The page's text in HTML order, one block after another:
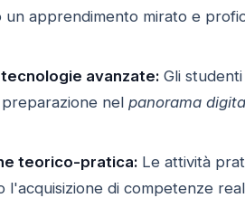
un apprendimento mirato e
avanzate:Gli studenti
nel panorama
teorico-pratica:Le attività
l'acquisizione di competenze